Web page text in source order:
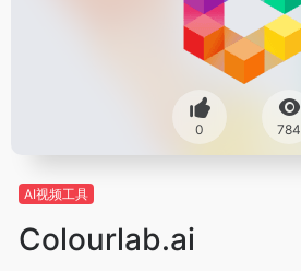
0 784
AI视频工具
Colourlab.ai